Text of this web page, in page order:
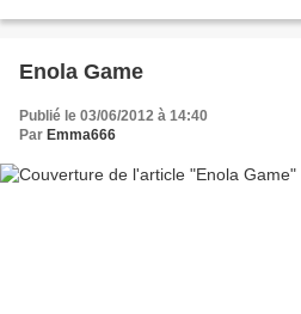
Enola Game
Publié le 03/06/2012 à 14:40
Par Emma666